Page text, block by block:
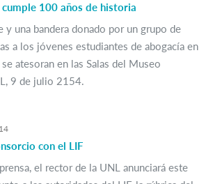
100 años de historia
y una bandera donado por un grupo de
a los jóvenes estudiantes de abogacía en
atesoran en las Salas del Museo
9 de julio 2154.
con el LIF
el rector de la UNL anunciará este